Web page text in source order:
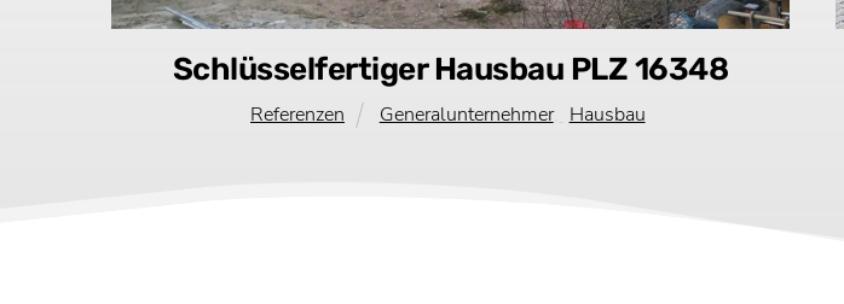
Schlüsselfertiger Hausbau PLZ 16348
Referenzen Generalunternehmer, Hausbau